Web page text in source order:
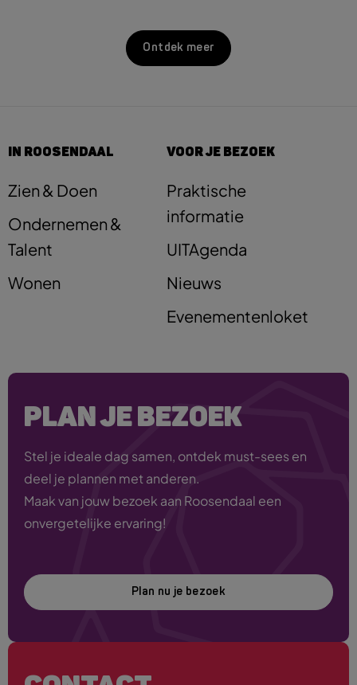
Ontdek meer
IN ROOSENDAAL
Zien & Doen
Ondernemen &
Talent
Wonen
VOOR JE BEZOEK
Praktische
informatie
UITAgenda
Nieuws
Evenementenloket
PLAN JE BEZOEK
Stel je ideale dag samen, ontdek must-sees en
deel je plannen met anderen.
Maak van jouw bezoek aan Roosendaal een
onvergetelijke ervaring!
Plan nu je bezoek